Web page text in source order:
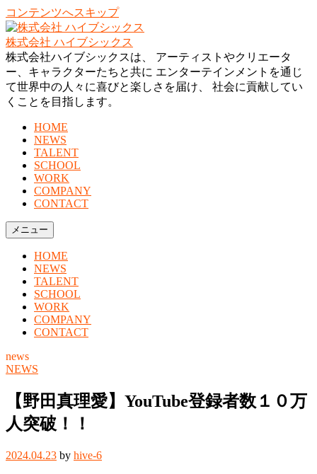
コンテンツへスキップ
株式会社 ハイブシックス
株式会社ハイブシックスは、 アーティストやクリエータ
ー、キャラクターたちと共に エンターテインメントを通じ
て世界中の人々に喜びと楽しさを届け、 社会に貢献してい
くことを目指します。
HOME
NEWS
TALENT
SCHOOL
WORK
COMPANY
CONTACT
メニュー
HOME
NEWS
TALENT
SCHOOL
WORK
COMPANY
CONTACT
news
NEWS
【野田真理愛】YouTube登録者数１０万
人突破！！
2024.04.23 by hive-6